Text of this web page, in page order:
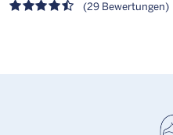
(29 Bewertungen)